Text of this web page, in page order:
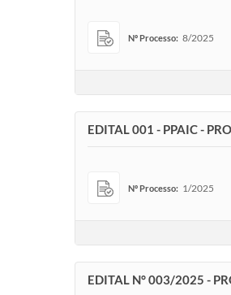
Nº Processo: 8/2025
EDITAL 001 - PPAIC -
Nº Processo: 1/2025
EDITAL N° 003/2025 -